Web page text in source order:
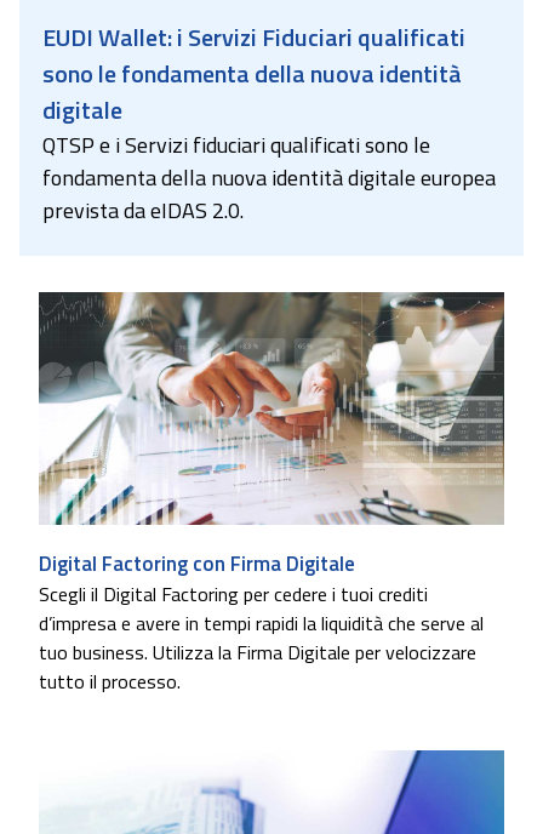
EUDI Wallet: i Servizi Fiduciari qualificati
sono le fondamenta della nuova identità
digitale
QTSP e i Servizi fiduciari qualificati sono le
fondamenta della nuova identità digitale europea
prevista da eIDAS 2.0.
Digital Factoring con Firma Digitale
Scegli il Digital Factoring per cedere i tuoi crediti
d’impresa e avere in tempi rapidi la liquidità che serve al
tuo business. Utilizza la Firma Digitale per velocizzare
tutto il processo.